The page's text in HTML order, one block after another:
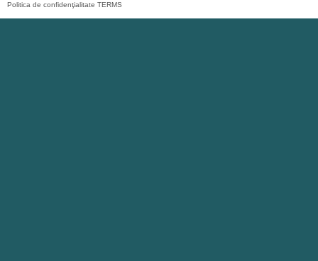
Politica de confidenţialitate TERMS